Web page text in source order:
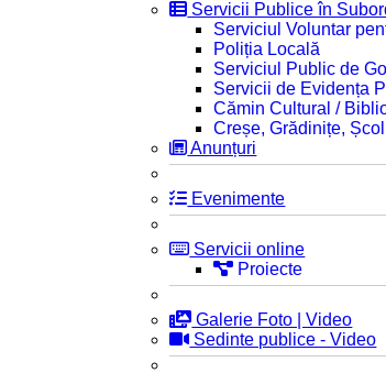
Servicii Publice în
Serviciul Voluntar
Poliția Locală
Serviciul Public de
Servicii de Evidența
Cămin Cultural /
Creșe, Grădinițe,
Anunțuri
Evenimente
Servicii online
Proiecte
Galerie Foto | Video
Sedinte publice - Video